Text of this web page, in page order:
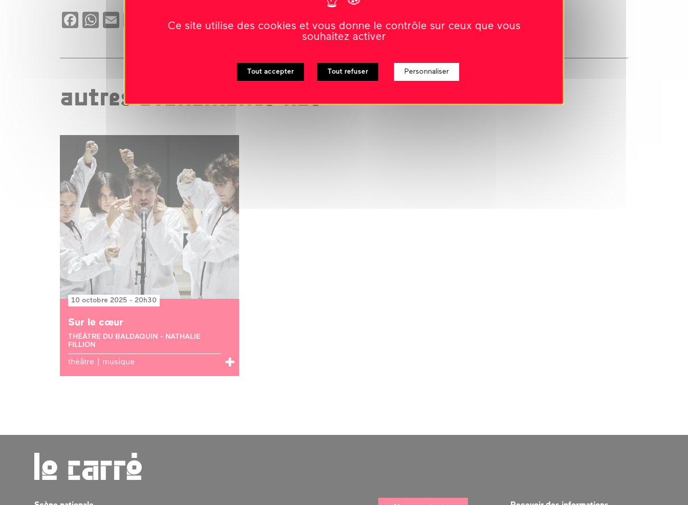
Facebook
WhatsApp
Copy
X
autres événements liés
10 octobre 2025 - 20h30
Sur le cœur
THÉÂTRE DU BALDAQUIN - NATHALIE
FILLION
théâtre | musique
Ce site utilise des cookies et vous donne le contrôle sur ceux que vous
souhaitez activer
Tout accepter Tout refuser Personnaliser